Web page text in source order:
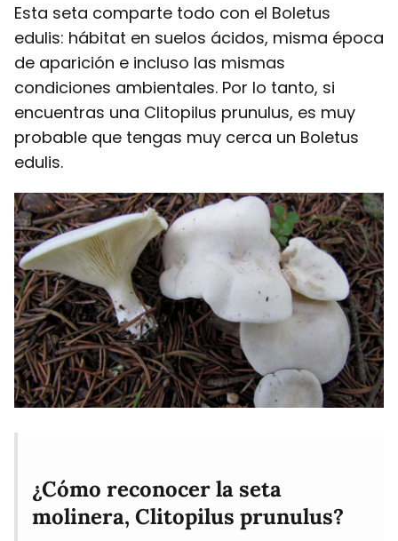
Esta seta comparte todo con el Boletus
edulis: hábitat en suelos ácidos, misma época
de aparición e incluso las mismas
condiciones ambientales. Por lo tanto, si
encuentras una Clitopilus prunulus, es muy
probable que tengas muy cerca un Boletus
edulis.
¿Cómo reconocer la seta
molinera, Clitopilus prunulus?